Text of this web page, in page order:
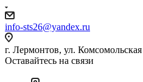
info-sts26@yandex.ru
г. Лермонтов, ул.
Оставайтесь на связи